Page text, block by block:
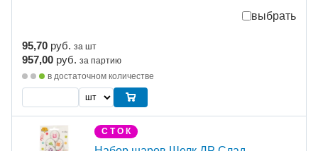
выбрать
95,70 руб. за шт
957,00 руб. за партию
в достаточном количестве
С Т О К